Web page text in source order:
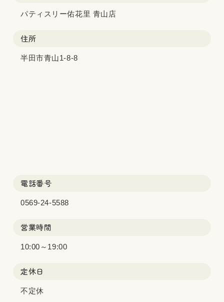
パティスリー佑花里 青山店
住所
半田市青山1-8-8
電話番号
0569-24-5588
営業時間
10:00～19:00
定休日
不定休